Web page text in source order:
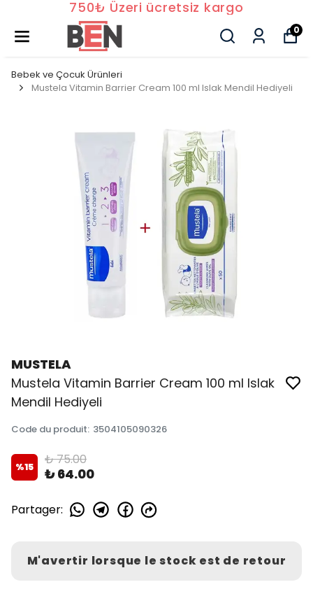
750₺ Üzeri ücretsiz kargo
0
Bebek ve Çocuk Ürünleri
Mustela Vitamin Barrier Cream 100 ml Islak Mendil Hediyeli
MUSTELA
Mustela Vitamin Barrier Cream 100 ml Islak
Mendil Hediyeli
Code du produit: 3504105090326
%15 ₺ 75.00
₺ 64.00
Partager:
M'avertir lorsque le stock est de retour